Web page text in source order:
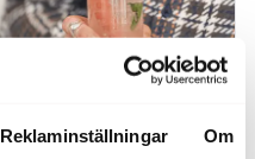
Reklaminställningar Om